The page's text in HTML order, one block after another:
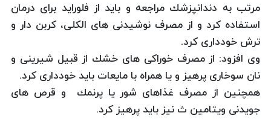
مرتب به دندانپزشك مراجعه و باید از فلوراید برای درمان
استفاده كرد و از مصرف نوشیدنی های الكلی، كربن دار و
ترش خودداری كرد.
وی افزود: از مصرف خوراكی های خشك از قبیل شیرینی و
نان سوخاری پرهیز و یا همراه با مایعات باید خودداری كرد.
همچنین از مصرف غذاهای شور یا پرنمك و قرص های
جویدنی ویتامین ث نیز باید پرهیز كرد.